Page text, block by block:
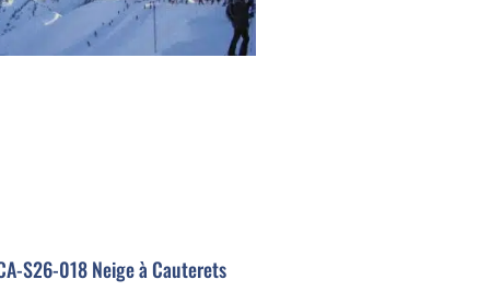
S26-018 Neige à Cauterets